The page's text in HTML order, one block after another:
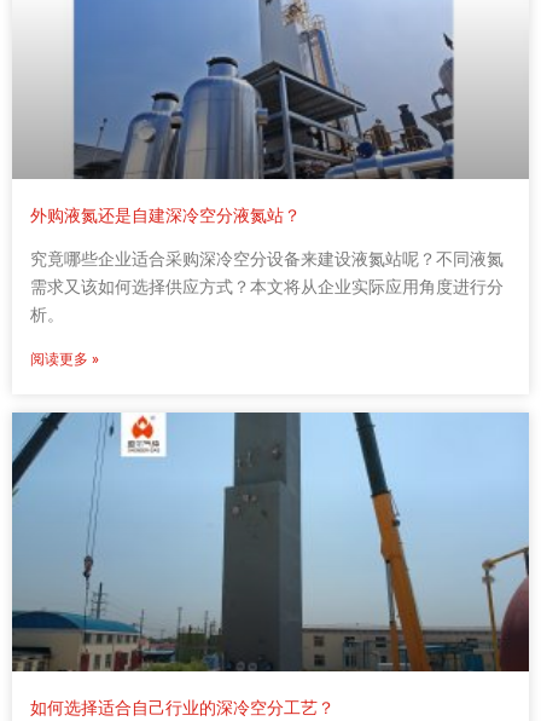
外购液氮还是自建深冷空分液氮站？
究竟哪些企业适合采购深冷空分设备来建设液氮站呢？不同液氮
需求又该如何选择供应方式？本文将从企业实际应用角度进行分
析。
阅读更多 »
如何选择适合自己行业的深冷空分工艺？